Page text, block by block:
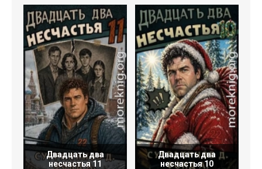
Двадцать два
несчастья 11
Двадцать два
несчастья 10